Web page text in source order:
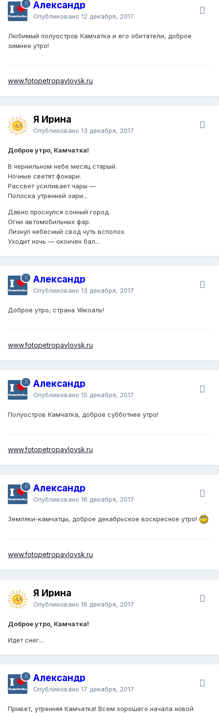
Александр
Опубликовано 12 декабря, 2017
Любимый полуостров Камчатка и его обитатели, доброе
зимнее утро!
www.fotopetropavlovsk.ru
Я Ирина
Опубликовано 13 декабря, 2017
Доброе утро, Камчатка!
В чернильном небе месяц старый.
Ночные светят фонари.
Рассвет усиливает чары —
Полоска утренней зари...
Давно проснулся сонный город.
Огни автомобильных фар.
Лизнул небесный свод чуть всполох.
Уходит ночь — окончен бал...
Александр
Опубликовано 13 декабря, 2017
Доброе утро, страна Уйкоаль!
www.fotopetropavlovsk.ru
Александр
Опубликовано 15 декабря, 2017
Полуостров Камчатка, доброе субботнее утро!
www.fotopetropavlovsk.ru
Александр
Опубликовано 16 декабря, 2017
Земляки-камчатцы, доброе декабрьское воскресное утро!
www.fotopetropavlovsk.ru
Я Ирина
Опубликовано 16 декабря, 2017
Доброе утро, Камчатка!
Идет снег...
Александр
Опубликовано 17 декабря, 2017
Привет, утренняя Камчатка! Всем хорошего начала новой